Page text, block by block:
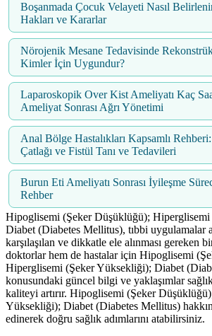
Boşanmada Çocuk Velayeti Nasıl
Hakları ve Kararlar
Nörojenik Mesane Tedavisinde
Kimler İçin Uygundur?
Laparoskopik Over Kist Ameliyatı Kaç
Ameliyat Sonrası Ağrı Yönetimi
Anal Bölge Hastalıkları Kapsamlı
Çatlağı ve Fistül Tanı ve Tedavileri
Burun Eti Ameliyatı Sonrası İyileşme
Rehber
Hipoglisemi (Şeker Düşüklüğü);
Diabet (Diabetes Mellitus), tıbbi uygulamalar
karşılaşılan ve dikkatle ele alınması gereken
doktorlar hem de hastalar için Hipoglisemi
Hiperglisemi (Şeker Yüksekliği); Diabet
konusundaki güncel bilgi ve yaklaşımlar
kaliteyi artırır. Hipoglisemi (Şeker
Yüksekliği); Diabet (Diabetes Mellitus)
edinerek doğru sağlık adımlarını atabilirsiniz.